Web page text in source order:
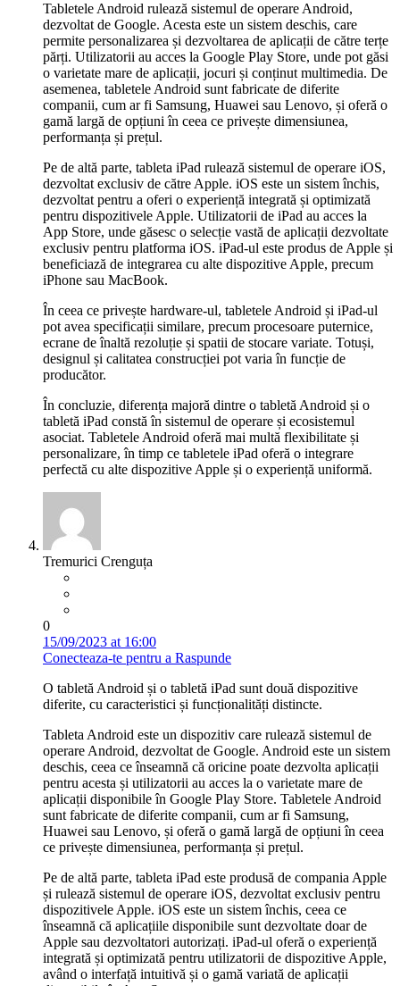
Tabletele Android rulează sistemul de operare Android,
dezvoltat de Google. Acesta este un sistem deschis, care
permite personalizarea și dezvoltarea de aplicații de către terțe
părți. Utilizatorii au acces la Google Play Store, unde pot găsi
o varietate mare de aplicații, jocuri și conținut multimedia. De
asemenea, tabletele Android sunt fabricate de diferite
companii, cum ar fi Samsung, Huawei sau Lenovo, și oferă o
gamă largă de opțiuni în ceea ce privește dimensiunea,
performanța și prețul.
Pe de altă parte, tableta iPad rulează sistemul de operare iOS,
dezvoltat exclusiv de către Apple. iOS este un sistem închis,
dezvoltat pentru a oferi o experiență integrată și optimizată
pentru dispozitivele Apple. Utilizatorii de iPad au acces la
App Store, unde găsesc o selecție vastă de aplicații dezvoltate
exclusiv pentru platforma iOS. iPad-ul este produs de Apple și
beneficiază de integrarea cu alte dispozitive Apple, precum
iPhone sau MacBook.
În ceea ce privește hardware-ul, tabletele Android și iPad-ul
pot avea specificații similare, precum procesoare puternice,
ecrane de înaltă rezoluție și spatii de stocare variate. Totuși,
designul și calitatea construcției pot varia în funcție de
producător.
În concluzie, diferența majoră dintre o tabletă Android și o
tabletă iPad constă în sistemul de operare și ecosistemul
asociat. Tabletele Android oferă mai multă flexibilitate și
personalizare, în timp ce tabletele iPad oferă o integrare
perfectă cu alte dispozitive Apple și o experiență uniformă.
Tremurici Crenguța
0
15/09/2023 at 16:00
Conecteaza-te pentru a Raspunde
O tabletă Android și o tabletă iPad sunt două dispozitive
diferite, cu caracteristici și funcționalități distincte.
Tableta Android este un dispozitiv care rulează sistemul de
operare Android, dezvoltat de Google. Android este un sistem
deschis, ceea ce înseamnă că oricine poate dezvolta aplicații
pentru acesta și utilizatorii au acces la o varietate mare de
aplicații disponibile în Google Play Store. Tabletele Android
sunt fabricate de diferite companii, cum ar fi Samsung,
Huawei sau Lenovo, și oferă o gamă largă de opțiuni în ceea
ce privește dimensiunea, performanța și prețul.
Pe de altă parte, tableta iPad este produsă de compania Apple
și rulează sistemul de operare iOS, dezvoltat exclusiv pentru
dispozitivele Apple. iOS este un sistem închis, ceea ce
înseamnă că aplicațiile disponibile sunt dezvoltate doar de
Apple sau dezvoltatori autorizați. iPad-ul oferă o experiență
integrată și optimizată pentru utilizatorii de dispozitive Apple,
având o interfață intuitivă și o gamă variată de aplicații